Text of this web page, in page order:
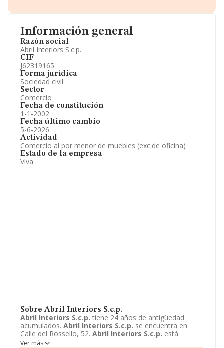
Información general
Razón social
Abril Interiors S.c.p.
CIF
J62319165
Forma jurídica
Sociedad civil
Sector
Comercio
Fecha de constitución
1-1-2002
Fecha último cambio
5-6-2026
Actividad
Comercio al por menor de muebles (exc.de oficina)
Estado de la empresa
Viva
Sobre Abril Interiors S.c.p.
Abril Interiors S.c.p. tiene 24 años de antigüedad
acumulados. Abril Interiors S.c.p. se encuentra en
Calle del Rossello, 52. Abril Interiors S.c.p. está
registrada como Sociedad civil.
Ver más
Información oficial y registral complementaria.